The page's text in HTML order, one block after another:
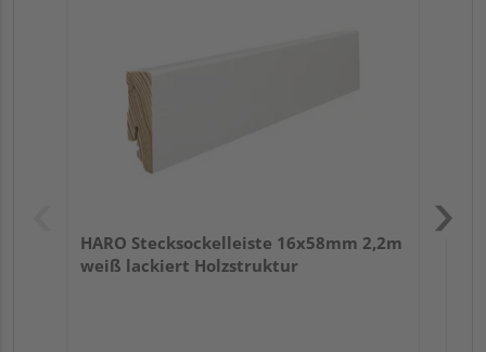
HARO Stecksockelleiste 16x58mm 2,2m
weiß lackiert Holzstruktur